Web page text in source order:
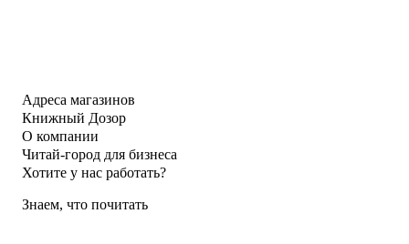
Адреса магазинов
Книжный Дозор
О компании
Читай-город для бизнеса
Хотите у нас работать?
Знаем, что почитать